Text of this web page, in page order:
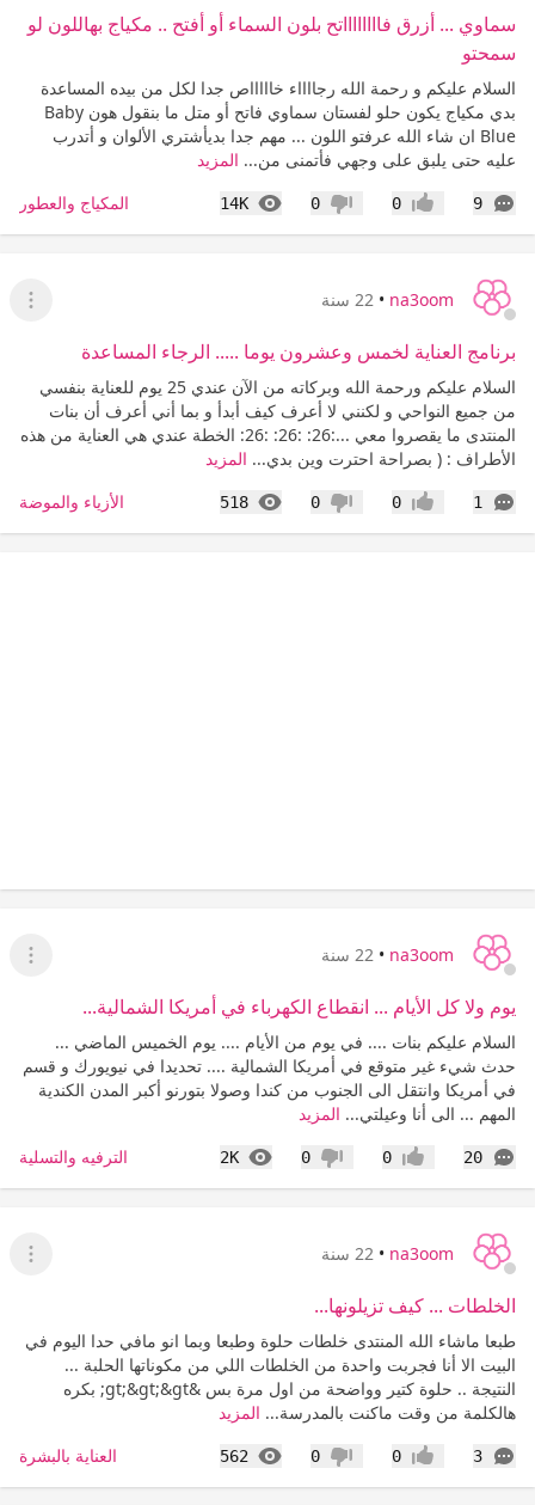
سماوي ... أزرق فااااااااتح بلون السماء أو أفتح .. مكياج بهاللون لو
سمحتو
السلام عليكم و رحمة الله رجااااء خاااااص جدا لكل من بيده المساعدة
بدي مكياج يكون حلو لفستان سماوي فاتح أو متل ما بنقول هون Baby
Blue ان شاء الله عرفتو اللون ... مهم جدا بديأشتري الألوان و أتدرب
عليه حتى يلبق على وجهي فأتمنى من... المزيد
9
التعليقات إعجاب0 عدم إعجاب
0
14K
المشاهدات المكياج والعطور
na3oom
• 22 سنة
عرض
برنامج العناية لخمس وعشرون يوما ..... الرجاء المساعدة
السلام عليكم ورحمة الله وبركاته من الآن عندي 25 يوم للعناية بنفسي
من جميع النواحي و لكنني لا أعرف كيف أبدأ و بما أني أعرف أن بنات
المنتدى ما يقصروا معي ...:26: :26: :26: الخطة عندي هي العناية من هذه
الأطراف : ( بصراحة احترت وين بدي... المزيد
1
التعليقات إعجاب0 عدم إعجاب
0
518
المشاهدات الأزياء والموضة
na3oom
• 22 سنة
عرض
يوم ولا كل الأيام ... انقطاع الكهرباء في أمريكا الشمالية...
السلام عليكم بنات .... في يوم من الأيام .... يوم الخميس الماضي ...
حدث شيء غير متوقع في أمريكا الشمالية .... تحديدا في نيويورك و قسم
في أمريكا وانتقل الى الجنوب من كندا وصولا بتورنو أكبر المدن الكندية
المهم ... الى أنا وعيلتي... المزيد
20
التعليقات إعجاب0 عدم إعجاب
0
2K
المشاهدات الترفيه والتسلية
na3oom
• 22 سنة
عرض
الخلطات ... كيف تزيلونها...
طبعا ماشاء الله المنتدى خلطات حلوة وطبعا وبما انو مافي حدا اليوم في
البيت الا أنا فجربت واحدة من الخلطات اللي من مكوناتها الحلبة ...
النتيجة .. حلوة كتير وواضحة من اول مرة بس &gt;&gt;&gt; بكره
هالكلمة من وقت ماكنت بالمدرسة... المزيد
3
التعليقات إعجاب0 عدم إعجاب
0
562
المشاهدات العناية بالبشرة